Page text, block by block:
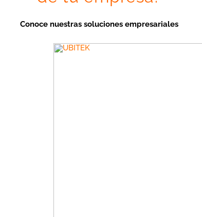
Conoce nuestras soluciones empresariales